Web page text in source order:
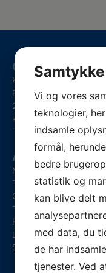
Om klinikken
Klinik for Fodterapi
Borupvang 3C, 1. sal
2750 Ballerup
Telefon+45 42951619
Åbningstider
Mandag
Efter
Tirsdag
Efter
Onsdag
Efter
Torsdag
Fredag
Efter
Lørdag
Lukket
Søndag
Lukket
Vi og vores
teknologier,
indsamle
formål,
bedre
statistik og
kan blive delt
med data, du
de har
tjenester. Ved